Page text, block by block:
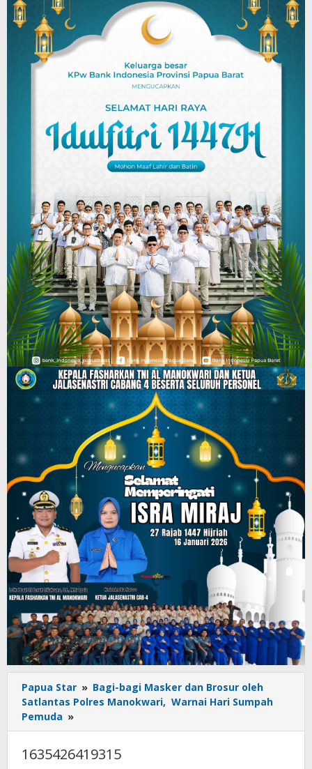
Papua Star » Bagi-bagi Masker dan Brosur oleh
Satlantas Polres Manokwari, Warnai Hari Sumpah
Pemuda »
1635426419315